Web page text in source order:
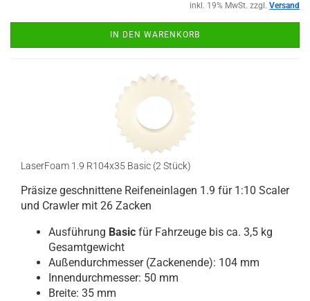
inkl. 19% MwSt. zzgl. Versand
IN DEN WARENKORB
LaserFoam 1.9 R104x35 Basic (2 Stück)
Präsize geschnittene Reifeneinlagen 1.9 für 1:10 Scaler
und Crawler mit 26 Zacken
Ausführung Basic für Fahrzeuge bis ca. 3,5 kg
Gesamtgewicht
Außendurchmesser (Zackenende): 104 mm
Innendurchmesser: 50 mm
Breite: 35 mm